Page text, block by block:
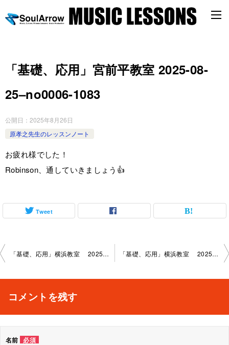
「基礎、応用」宮前平教室 2025-08-
25–no0006-1083
公開日： 2025年8月26日
原孝之先生のレッスンノート
お疲れ様でした！
Robinson、通していきましょう👍
Tweet
投
ビ
「基礎、応用」横浜教室 2025-08-19–no0006-1017 「基礎、応用」横浜教室 2025-09-09–no0006-1017
コメントを残す
名前 必須